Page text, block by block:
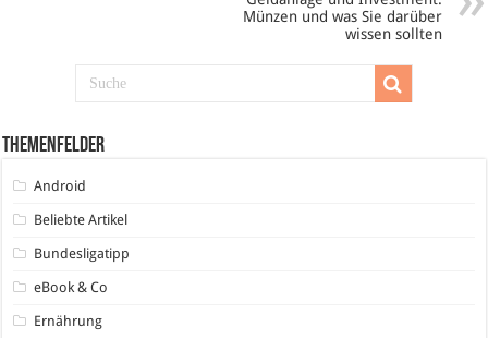
Münzen und was Sie darüber
wissen sollten
Themenfelder
Android
Beliebte Artikel
Bundesligatipp
eBook & Co
Ernährung